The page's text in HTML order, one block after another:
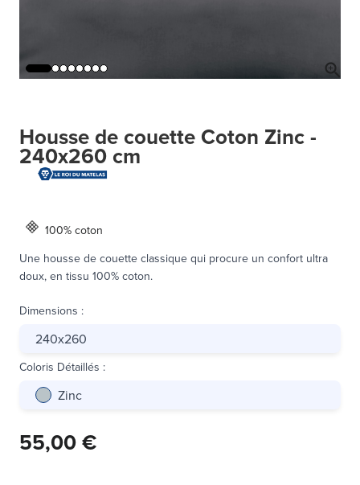
Housse de couette Coton Zinc -
240x260 cm
100% coton
Une housse de couette classique qui procure un confort ultra
doux, en tissu 100% coton.
Dimensions :
240x260
Coloris Détaillés :
Zinc
55,00 €